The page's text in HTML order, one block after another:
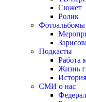
Сюжет
Ролик
Фотоальбомы
Подкасты
Работа
Жизнь
СМИ о нас